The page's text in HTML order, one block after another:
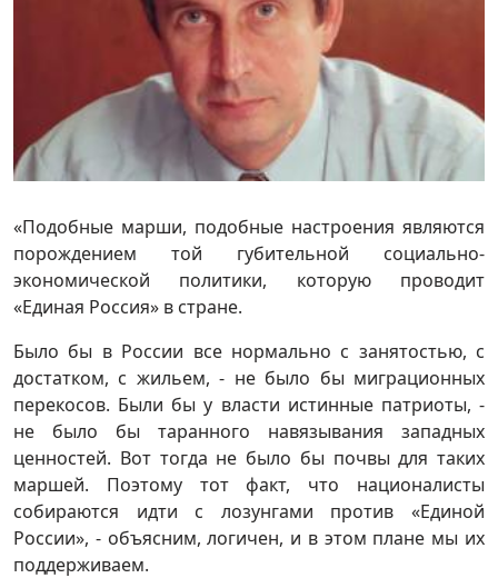
«Подобные марши, подобные настроения являются
порождением той губительной социально-
экономической политики, которую проводит
«Единая Россия» в стране.
Было бы в России все нормально с занятостью, с
достатком, с жильем, - не было бы миграционных
перекосов. Были бы у власти истинные патриоты, -
не было бы таранного навязывания западных
ценностей. Вот тогда не было бы почвы для таких
маршей. Поэтому тот факт, что националисты
собираются идти с лозунгами против «Единой
России», - объясним, логичен, и в этом плане мы их
поддерживаем.